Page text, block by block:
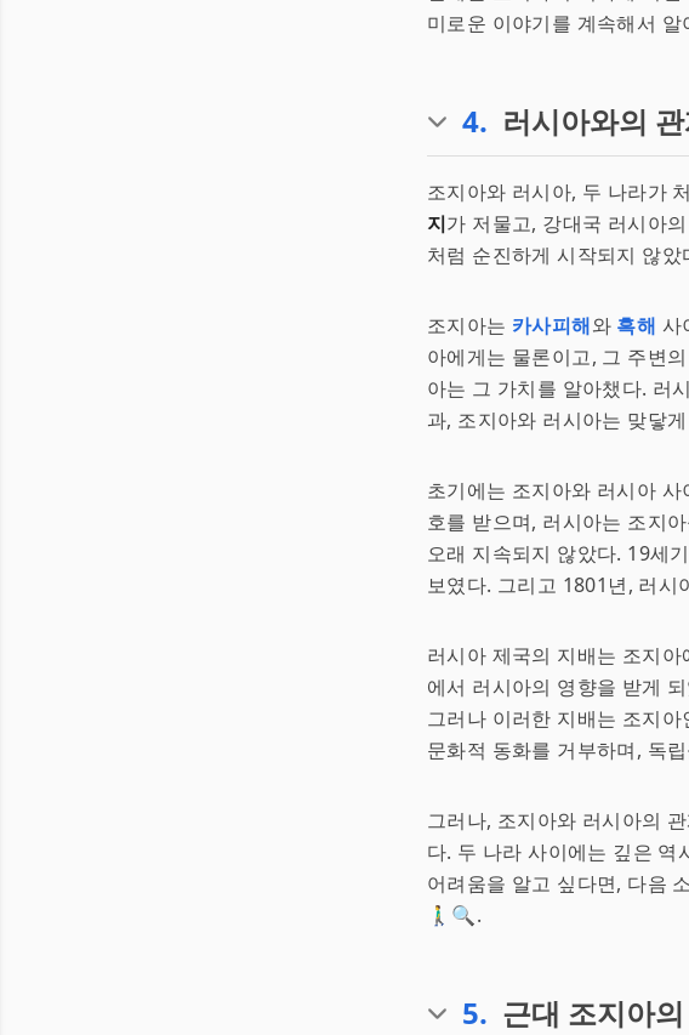
미로운 이야기를 계속해서
4. 러시아와의
조지아와 러시아, 두 나라가
지가 저물고, 강대국 러시아
처럼 순진하게 시작되지 않
조지아는 카사피해와 흑해 사
아에게는 물론이고, 그 주변
아는 그 가치를 알아챘다. 러
과, 조지아와 러시아는 맞닿
초기에는 조지아와 러시아
호를 받으며, 러시아는 조지
오래 지속되지 않았다. 19세
보였다. 그리고 1801년, 러시
러시아 제국의 지배는 조지
에서 러시아의 영향을 받게
그러나 이러한 지배는 조지
문화적 동화를 거부하며, 독
그러나, 조지아와 러시아의
다. 두 나라 사이에는 깊은 역
어려움을 알고 싶다면, 다음
🚶‍♂️🔍.
5. 근대 조지아